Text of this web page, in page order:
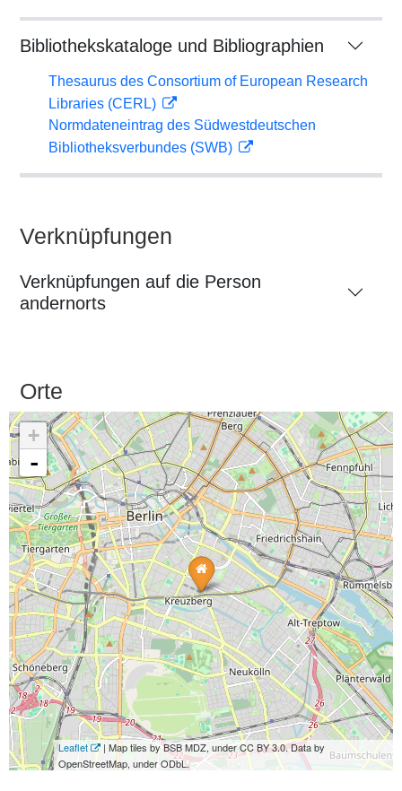
Bibliothekskataloge und Bibliographien
Thesaurus des Consortium of European Research
Libraries (CERL)
Normdateneintrag des Südwestdeutschen
Bibliotheksverbundes (SWB)
Verknüpfungen
Verknüpfungen auf die Person
andernorts
Orte
+
-
Leaflet
| Map tiles by BSB MDZ, under CC BY 3.0. Data by
OpenStreetMap, under ODbL.